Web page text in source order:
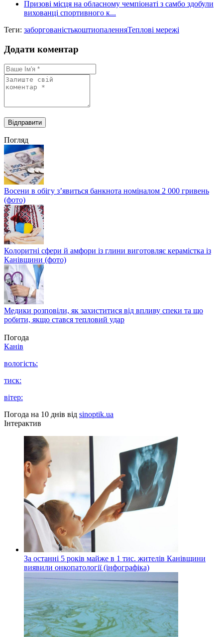
Призові місця на обласному чемпіонаті з самбо здобули
вихованці спортивного к...
Теги: заборгованістькоштиопаленняТеплові мережі
Додати коментар
Погляд
Восени в обігу з’явиться банкнота номіналом 2 000 гривень
(фото)
Колоритні сфери й амфори із глини виготовляє керамістка із
Канівщини (фото)
Медики розповіли, як захиститися від впливу спеки та що
робити, якщо стався тепловий удар
Погода
Канів
вологість:
тиск:
вітер:
Погода на 10 днів від sinoptik.ua
Інтерактив
За останні 5 років майже в 1 тис. жителів Канівщини
виявили онкопатології (інфографіка)